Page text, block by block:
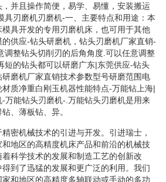
并且操作简便，易学、易懂，安装搬运
具刃磨机刃磨机-一、主要特点和用途：本
具开发的专用刃磨机床，也可用于其他
供应-钻头研磨机，钻头刃磨机厂家直销-
调整钻头切削刃的后角角度.可以任意调整
短的钻头都可以研磨广东|东莞供应-钻头
磨机厂家直销技术参数型号研磨范围电
质净重白刚玉机器性能特点-万能钻上海|
-万能钻头刃磨机-.万能钻头刃磨机是用来
、薄板钻、异。
密机械技术的引进与开发。引进瑞士，
地区的高精度机床产品和前沿的机械技
科学技术的发展和制造工艺的创新改
到了迅猛的发展和更广泛的利用。我们
和地区的高精度多轴联动或手动的多功